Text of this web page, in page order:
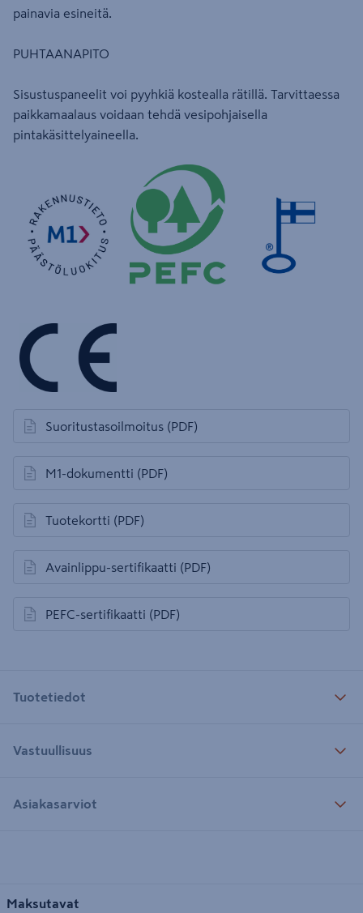
painavia esineitä.
PUHTAANAPITO
Sisustuspaneelit voi pyyhkiä kostealla rätillä. Tarvittaessa
paikkamaalaus voidaan tehdä vesipohjaisella
pintakäsittelyaineella.
Suoritustasoilmoitus (PDF)
avautuu uuteen välilehteen
M1-dokumentti (PDF)
avautuu uuteen välilehteen
Tuotekortti (PDF)
avautuu uuteen välilehteen
Avainlippu-sertifikaatti (PDF)
avautuu uuteen välilehteen
PEFC-sertifikaatti (PDF)
avautuu uuteen välilehteen
Tuotetiedot
Vastuullisuus
Asiakasarviot
Maksutavat